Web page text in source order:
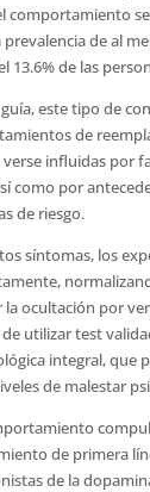
comportamiento
de al
13.6% de las
este tipo de
de
influidas por
como por
de riesgo.
síntomas, los
ocultación por
utilizar test
integral, que
de malestar
de primera
de la